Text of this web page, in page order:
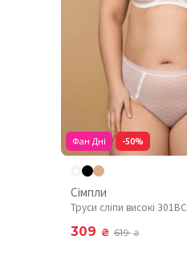
Фан Дні -50%
Сімпли
Труси сліпи високі 301BC
309 ₴ 619₴